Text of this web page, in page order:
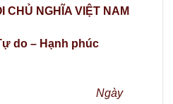
CHỦ NGHĨA VIỆT NAM
do – Hạnh phúc
Ngày